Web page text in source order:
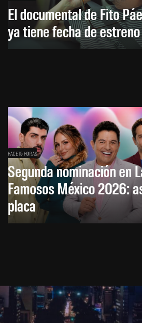
El documental de Fito
ya tiene fecha de
HACE 15 HORAS
Segunda nominación en
Famosos México 2026:
placa